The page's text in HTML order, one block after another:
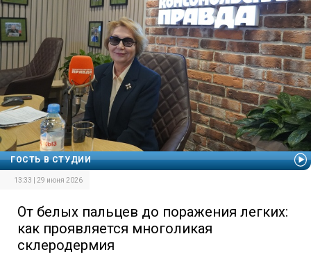
ГОСТЬ В СТУДИИ
13:33 | 29 июня 2026
От белых пальцев до поражения легких:
как проявляется многоликая
склеродермия